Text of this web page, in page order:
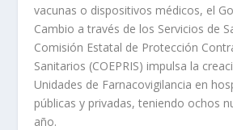
vacunas o dispositivos médicos, el
Cambio a través de los Servicios de
Comisión Estatal de Protección
Sanitarios (COEPRIS) impulsa la
Unidades de Farnacovigilancia en
públicas y privadas, teniendo ochos
año.